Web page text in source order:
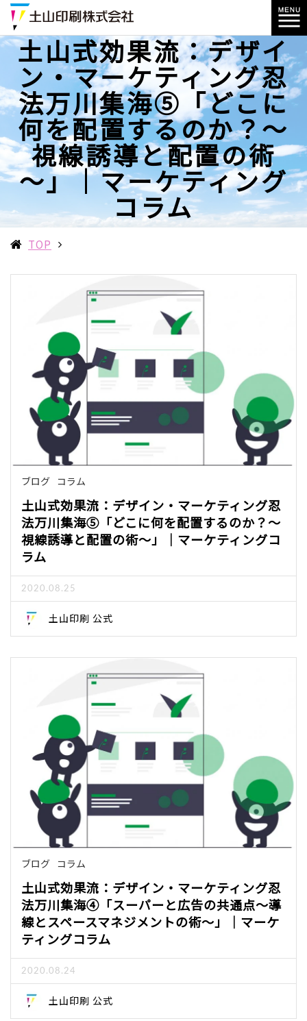
土山式効果流：デザイ
ン・マーケティング忍
法万川集海⑤「どこに
何を配置するのか？～
視線誘導と配置の術
～」｜マーケティング
コラム
TOP
ブログ コラム
土山式効果流：デザイン・マーケティング忍
法万川集海⑤「どこに何を配置するのか？～
視線誘導と配置の術～」｜マーケティングコ
ラム
2020.08.25
土山印刷 公式
ブログ コラム
土山式効果流：デザイン・マーケティング忍
法万川集海④「スーパーと広告の共通点～導
線とスペースマネジメントの術～」｜マーケ
ティングコラム
2020.08.24
土山印刷 公式